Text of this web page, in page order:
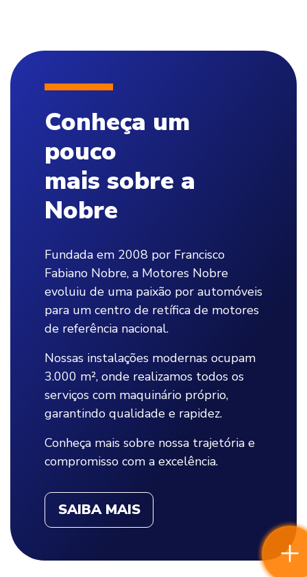
Conheça um
pouco
mais sobre a
Nobre
Fundada em 2008 por Francisco
Fabiano Nobre, a Motores Nobre
evoluiu de uma paixão por automóveis
para um centro de retífica de motores
de referência nacional.
Nossas instalações modernas ocupam
3.000 m², onde realizamos todos os
serviços com maquinário próprio,
garantindo qualidade e rapidez.
Conheça mais sobre nossa trajetória e
compromisso com a excelência.
SAIBA MAIS